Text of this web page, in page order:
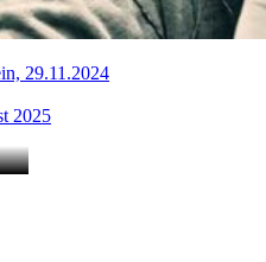
29.11.2024
2025